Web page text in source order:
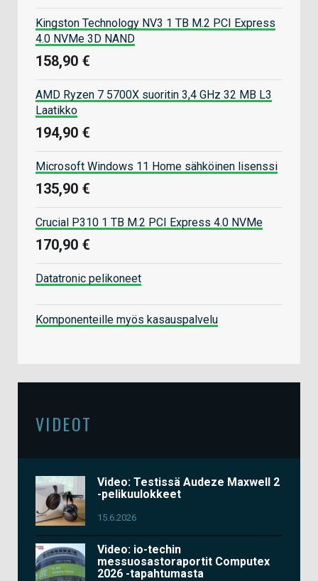
Kingston Technology NV3 1 TB M.2 PCI Express
4.0 NVMe 3D NAND
158,90 €
AMD Ryzen 7 5700X suoritin 3,4 GHz 32 MB L3
Laatikko
194,90 €
Microsoft Windows 11 Home sähköinen lisenssi
135,90 €
Crucial P310 1 TB M.2 PCI Express 4.0 NVMe
170,90 €
Datatronic pelikoneet
Komponenteille myös kasauspalvelu
VIDEOT
Video: Testissä Audeze Maxwell 2
-pelikuulokkeet
15.6.2026
Video: io-techin
messuosastoraportit Computex
2026 -tapahtumasta